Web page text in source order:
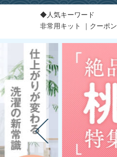
◆人気キーワード
非常用キット
｜ クーポン